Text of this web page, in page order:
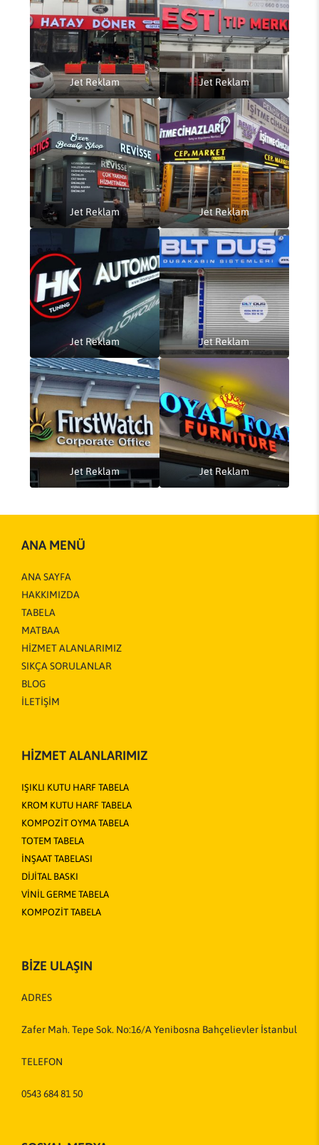
Jet Reklam Jet Reklam
Jet Reklam Jet Reklam
Jet Reklam Jet Reklam
Jet Reklam Jet Reklam
ANA MENÜ
ANA SAYFA
HAKKIMIZDA
TABELA
MATBAA
HİZMET ALANLARIMIZ
SIKÇA SORULANLAR
BLOG
İLETİŞİM
HİZMET ALANLARIMIZ
IŞIKLI KUTU HARF TABELA
KROM KUTU HARF TABELA
KOMPOZİT OYMA TABELA
TOTEM TABELA
İNŞAAT TABELASI
DİJİTAL BASKI
VİNİL GERME TABELA
KOMPOZİT TABELA
BİZE ULAŞIN
ADRES
Zafer Mah. Tepe Sok. No:16/A Yenibosna Bahçelievler İstanbul
TELEFON
0543 684 81 50